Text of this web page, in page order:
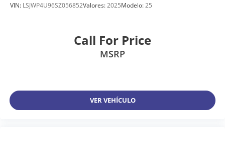
VIN: LSJWP4U96SZ056852Valores:2025Modelo:25
Call For Price
MSRP
VER VEHÍCULO